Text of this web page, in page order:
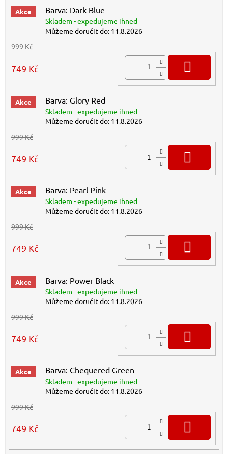
Akce Barva: Dark Blue
Skladem - expedujeme ihned
Můžeme doručit do: 11.8.2026
999 Kč
749 Kč
Akce Barva: Glory Red
Skladem - expedujeme ihned
Můžeme doručit do: 11.8.2026
999 Kč
749 Kč
Akce Barva: Pearl Pink
Skladem - expedujeme ihned
Můžeme doručit do: 11.8.2026
999 Kč
749 Kč
Akce Barva: Power Black
Skladem - expedujeme ihned
Můžeme doručit do: 11.8.2026
999 Kč
749 Kč
Akce Barva: Chequered Green
Skladem - expedujeme ihned
Můžeme doručit do: 11.8.2026
999 Kč
749 Kč